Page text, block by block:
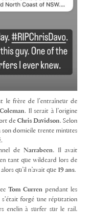
le frère de l’entraîneur de
Coleman. Il serait à l’origine
de Chris Davidson. Selon
son domicile trente minutes
de Narrabeen. Il avait
tant que wildcard lors de
qu’il n’avait que 19 ans.
Tom Curren pendant les
forgé une réputation
enclin à surfer sur le rail.